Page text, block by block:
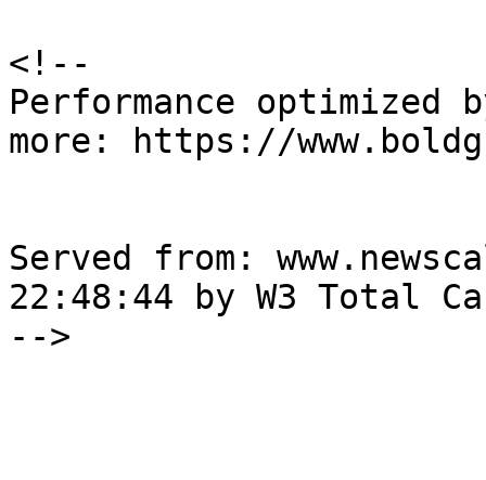
<!--
Performance optimized
more: https://
Served from:
22:48:44 by W3 Total
-->